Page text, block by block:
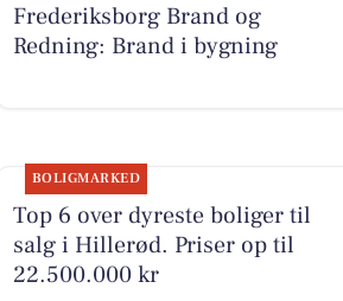
Frederiksborg Brand og
Redning: Brand i bygning
BOLIGMARKED
Top 6 over dyreste boliger til
salg i Hillerød. Priser op til
22.500.000 kr